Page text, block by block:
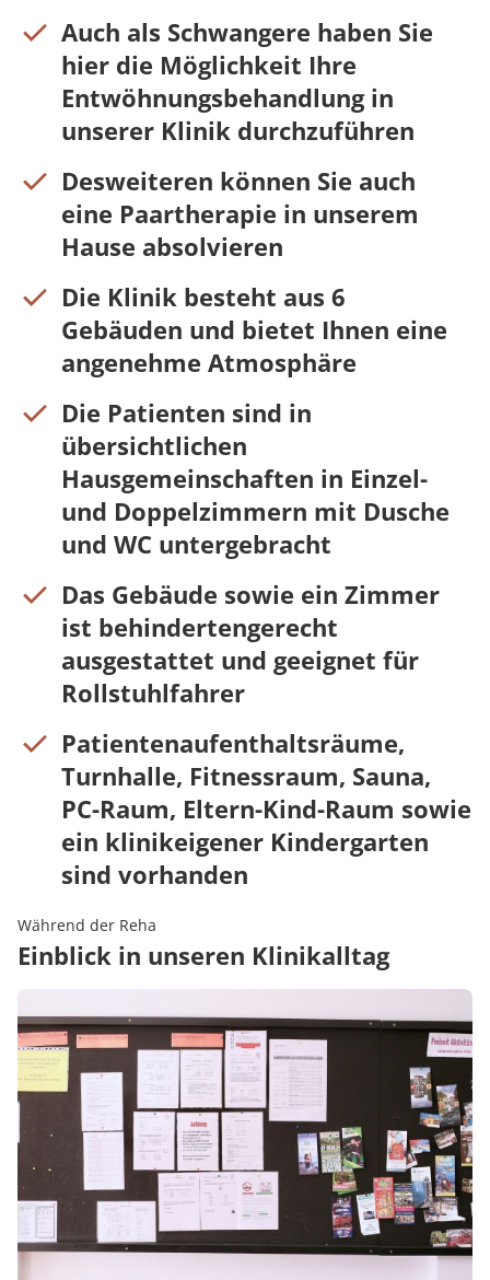
Auch als Schwangere haben Sie
hier die Möglichkeit Ihre
Entwöhnungsbehandlung in
unserer Klinik durchzuführen
Desweiteren können Sie auch
eine Paartherapie in unserem
Hause absolvieren
Die Klinik besteht aus 6
Gebäuden und bietet Ihnen eine
angenehme Atmosphäre
Die Patienten sind in
übersichtlichen
Hausgemeinschaften in Einzel-
und Doppelzimmern mit Dusche
und WC untergebracht
Das Gebäude sowie ein Zimmer
ist behindertengerecht
ausgestattet und geeignet für
Rollstuhlfahrer
Patientenaufenthaltsräume,
Turnhalle, Fitnessraum, Sauna,
PC-Raum, Eltern-Kind-Raum sowie
ein klinikeigener Kindergarten
sind vorhanden
Während der Reha
Einblick in unseren Klinikalltag